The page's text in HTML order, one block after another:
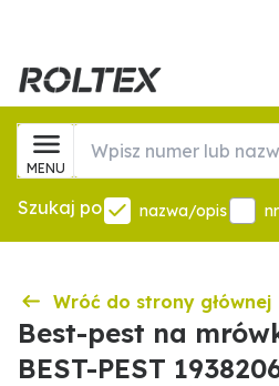
MENU
Szukaj po nazwa/opis
Wróć do strony głównej
Best-pest na
BEST-PEST